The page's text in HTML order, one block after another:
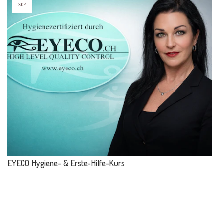
SEP
EYECO Hygiene- & Erste-Hilfe-Kurs